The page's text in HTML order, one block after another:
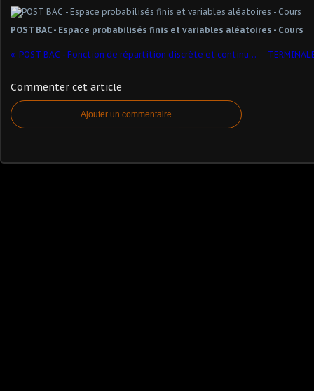
POST BAC - Espace probabilisés finis et variables aléatoires - Cours
POST BAC - Fonction de répartition discrète et continue (appelée aussi fonction de distribution cumulative)
Commenter cet article
Ajouter un commentaire